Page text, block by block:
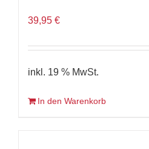
39,95 €
inkl. 19 % MwSt.
In den Warenkorb